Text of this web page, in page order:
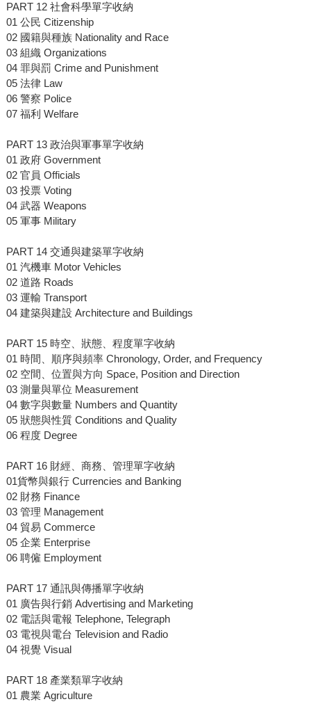
PART 12 社會科學單字收納
01 公民 Citizenship
02 國籍與種族 Nationality and Race
03 組織 Organizations
04 罪與罰 Crime and Punishment
05 法律 Law
06 警察 Police
07 福利 Welfare
PART 13 政治與軍事單字收納
01 政府 Government
02 官員 Officials
03 投票 Voting
04 武器 Weapons
05 軍事 Military
PART 14 交通與建築單字收納
01 汽機車 Motor Vehicles
02 道路 Roads
03 運輸 Transport
04 建築與建設 Architecture and Buildings
PART 15 時空、狀態、程度單字收納
01 時間、順序與頻率 Chronology, Order, and Frequency
02 空間、位置與方向 Space, Position and Direction
03 測量與單位 Measurement
04 數字與數量 Numbers and Quantity
05 狀態與性質 Conditions and Quality
06 程度 Degree
PART 16 財經、商務、管理單字收納
01貨幣與銀行 Currencies and Banking
02 財務 Finance
03 管理 Management
04 貿易 Commerce
05 企業 Enterprise
06 聘僱 Employment
PART 17 通訊與傳播單字收納
01 廣告與行銷 Advertising and Marketing
02 電話與電報 Telephone, Telegraph
03 電視與電台 Television and Radio
04 視覺 Visual
PART 18 產業類單字收納
01 農業 Agriculture